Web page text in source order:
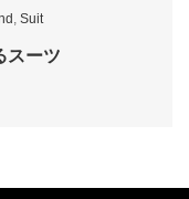
Suit
スーツ